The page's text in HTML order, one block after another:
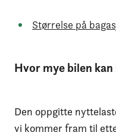
Størrelse på
Hvor mye bilen
Den oppgitte
vi kommer fram til